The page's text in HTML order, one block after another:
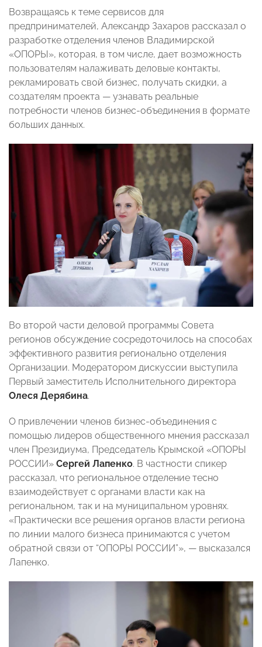
Возвращаясь к теме сервисов для
предпринимателей, Александр Захаров рассказал о
разработке отделения членов Владимирской
«ОПОРЫ», которая, в том числе, дает возможность
пользователям налаживать деловые контакты,
рекламировать свой бизнес, получать скидки, а
создателям проекта — узнавать реальные
потребности членов бизнес-объединения в формате
больших данных.
Во второй части деловой программы Совета
регионов обсуждение сосредоточилось на способах
эффективного развития регионально отделения
Организации. Модератором дискуссии выступила
Первый заместитель Исполнительного директора
Олеся Дерябина.
О привлечении членов бизнес-объединения с
помощью лидеров общественного мнения рассказал
член Президиума, Председатель Крымской «ОПОРЫ
РОССИИ» Сергей Лапенко. В частности спикер
рассказал, что региональное отделение тесно
взаимодействует с органами власти как на
региональном, так и на муниципальном уровнях.
«Практически все решения органов власти региона
по линии малого бизнеса принимаются с учетом
обратной связи от “ОПОРЫ РОССИИ”», — высказался
Лапенко.